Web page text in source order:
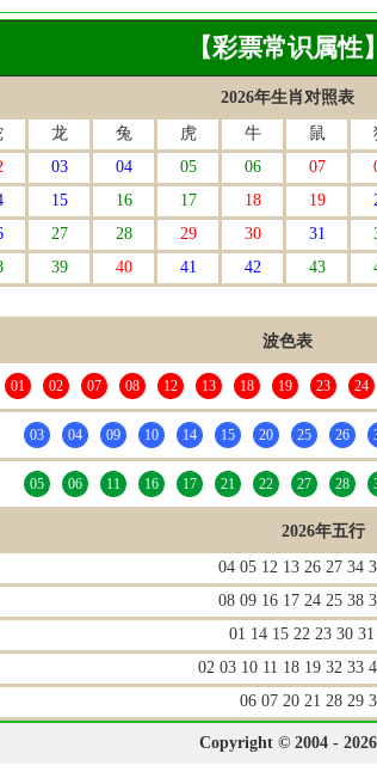
【彩票常识属性】
2026年生肖对照表
龙 兔 虎 牛 鼠
03 04 05 06 07
15 16 17 18 19
27 28 29 30 31
39 40 41 42 43
波色表
01 02 07 08 12 13 18 19 23 24
03 04 09 10 14 15 20 25 26
05 06 11 16 17 21 22 27 28
2026年五行
04 05 12 13 26 27 34
08 09 16 17 24 25 38
01 14 15 22 23 30
02 03 10 11 18 19 32 33
06 07 20 21 28 29
Copyright © 2004 - 2026